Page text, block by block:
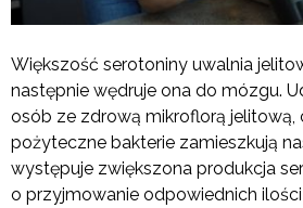
Większość serotoniny uwalnia
następnie wędruje ona do mózgu.
osób ze zdrową mikroflorą jelitową,
pożyteczne bakterie zamieszkują
występuje zwiększona produkcja
o przyjmowanie odpowiednich